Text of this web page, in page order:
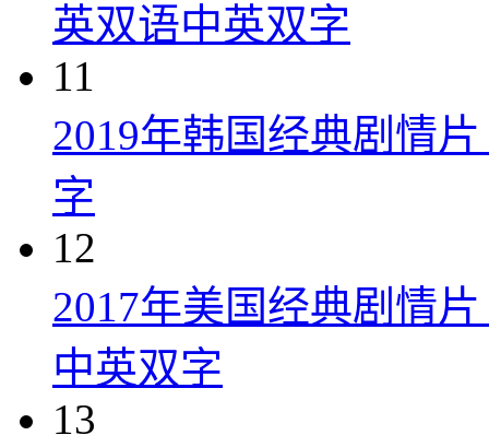
英双语中英双字
11
2019年韩国经典剧情
字
12
2017年美国经典剧情
中英双字
13